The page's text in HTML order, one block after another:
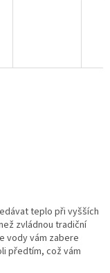
teplo při vyšších
zvládnou tradiční
vody vám zabere
předtím, což vám